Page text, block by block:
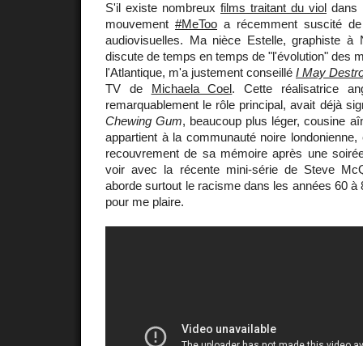
S'il existe nombreux films traitant du viol dans
mouvement #MeToo a récemment suscité
audiovisuelles. Ma nièce Estelle, graphiste
discute de temps en temps de "l'évolution" des
l'Atlantique, m'a justement conseillé I May
TV de Michaela Coel. Cette réalisatrice
remarquablement le rôle principal, avait déjà
Chewing Gum, beaucoup plus léger, cousine
appartient à la communauté noire
recouvrement de sa mémoire après une
voir avec la récente mini-série de Steve
aborde surtout le racisme dans les années 60 à
pour me plaire.